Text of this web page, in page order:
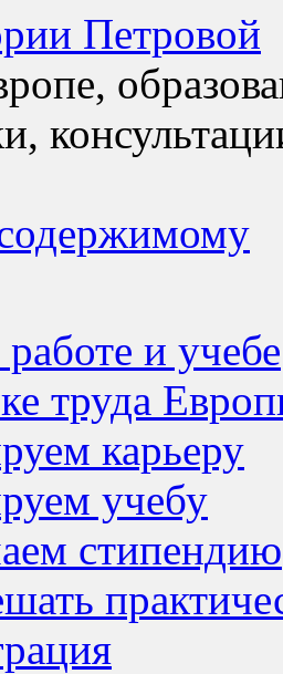
Петровой
и учебе
труда
карьеру
учебу
стипендию